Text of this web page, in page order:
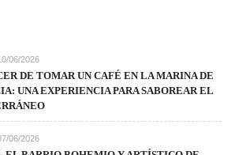
06/2026
DE TOMAR UN CAFÉ EN LA MARINA DE
UNA EXPERIENCIA PARA SABOREAR EL
06/2026